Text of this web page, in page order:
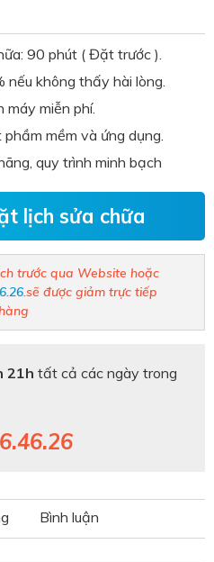
90 phút ( Đặt trước ).
nếu không thấy hài lòng.
máy miễn phí.
mềm và ứng dụng.
quy trình minh bạch
lịch sửa chữa
trước qua Website hoặc
.sẽ được giảm trực tiếp
21h tất cả các ngày trong
Bình luận